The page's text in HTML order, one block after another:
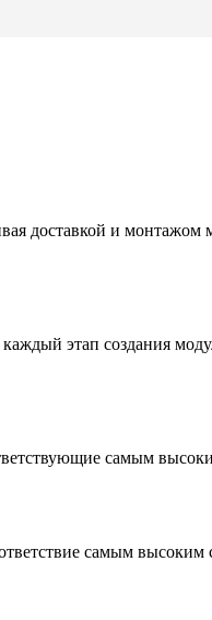
доставкой и монтажом
этап создания
самым
самым высоким